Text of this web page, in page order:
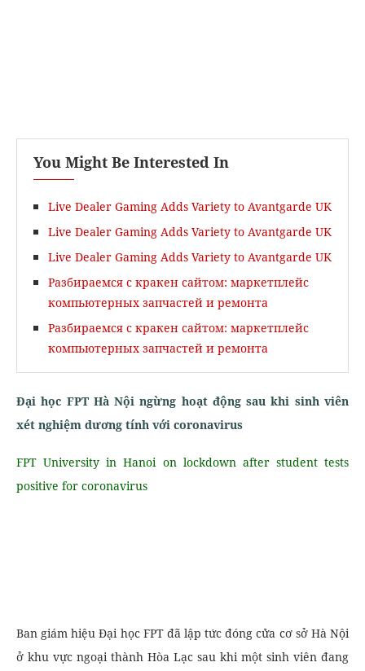
You Might Be Interested In
Live Dealer Gaming Adds Variety to Avantgarde UK
Live Dealer Gaming Adds Variety to Avantgarde UK
Live Dealer Gaming Adds Variety to Avantgarde UK
Разбираемся с кракен сайтом: маркетплейс
компьютерных запчастей и ремонта
Разбираемся с кракен сайтом: маркетплейс
компьютерных запчастей и ремонта
Đại học FPT Hà Nội ngừng hoạt động sau khi sinh viên
xét nghiệm dương tính với coronavirus
FPT University in Hanoi on lockdown after student tests
positive for coronavirus
Ban giám hiệu Đại học FPT đã lập tức đóng cửa cơ sở Hà Nội
ở khu vực ngoại thành Hòa Lạc sau khi một sinh viên đang